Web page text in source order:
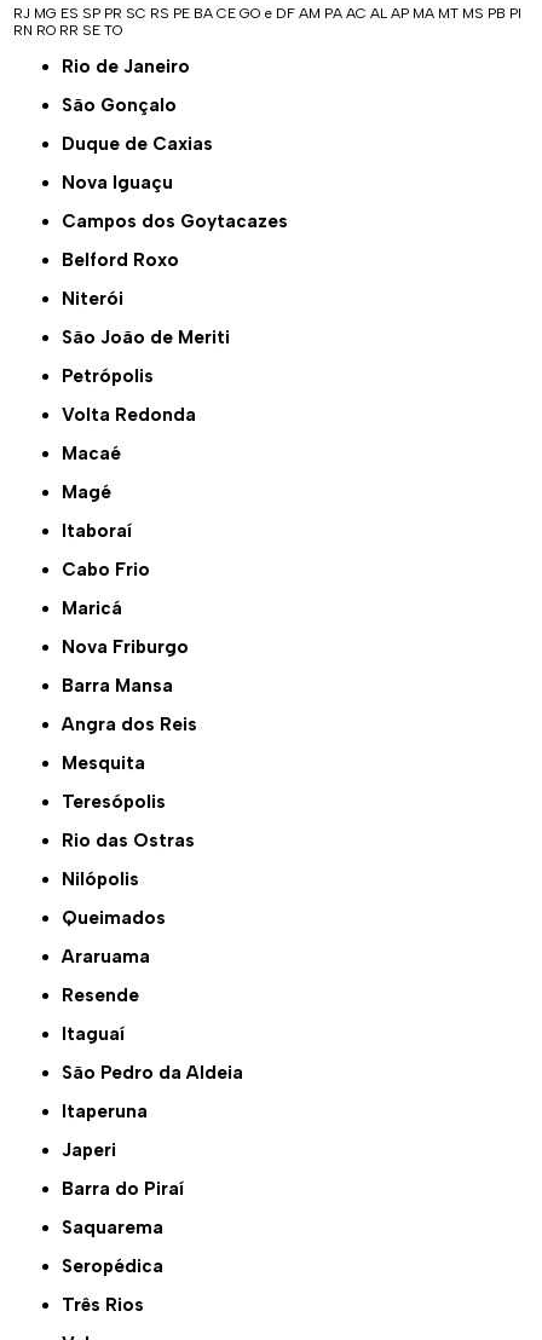
RJ MG ES SP PR SC RS PE BA CE GO e DF AM PA AC AL AP MA MT MS PB PI
RN RO RR SE TO
Rio de Janeiro
São Gonçalo
Duque de Caxias
Nova Iguaçu
Campos dos Goytacazes
Belford Roxo
Niterói
São João de Meriti
Petrópolis
Volta Redonda
Macaé
Magé
Itaboraí
Cabo Frio
Maricá
Nova Friburgo
Barra Mansa
Angra dos Reis
Mesquita
Teresópolis
Rio das Ostras
Nilópolis
Queimados
Araruama
Resende
Itaguaí
São Pedro da Aldeia
Itaperuna
Japeri
Barra do Piraí
Saquarema
Seropédica
Três Rios